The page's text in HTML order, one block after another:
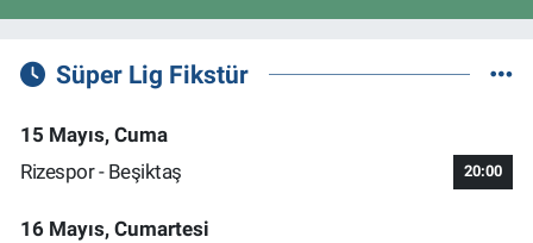
Süper Lig Fikstür
15 Mayıs, Cuma
Rizespor - Beşiktaş
20:00
16 Mayıs, Cumartesi